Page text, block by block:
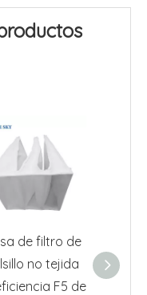
de filtro de
no tejida
F5 de
aire